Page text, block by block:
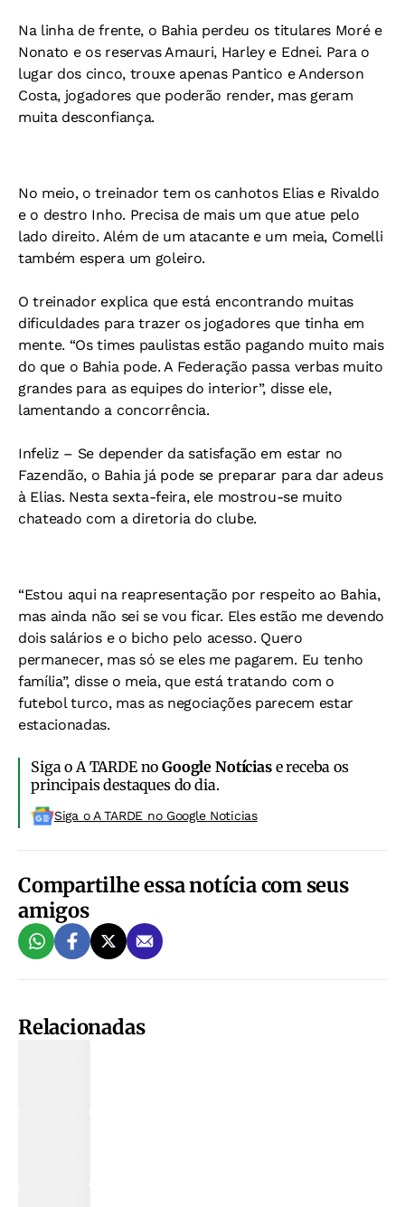
Na linha de frente, o Bahia perdeu os titulares Moré e
Nonato e os reservas Amauri, Harley e Ednei. Para o
lugar dos cinco, trouxe apenas Pantico e Anderson
Costa, jogadores que poderão render, mas geram
muita desconfiança.
No meio, o treinador tem os canhotos Elias e Rivaldo
e o destro Inho. Precisa de mais um que atue pelo
lado direito. Além de um atacante e um meia, Comelli
também espera um goleiro.
O treinador explica que está encontrando muitas
dificuldades para trazer os jogadores que tinha em
mente. “Os times paulistas estão pagando muito mais
do que o Bahia pode. A Federação passa verbas muito
grandes para as equipes do interior”, disse ele,
lamentando a concorrência.
Infeliz – Se depender da satisfação em estar no
Fazendão, o Bahia já pode se preparar para dar adeus
à Elias. Nesta sexta-feira, ele mostrou-se muito
chateado com a diretoria do clube.
“Estou aqui na reapresentação por respeito ao Bahia,
mas ainda não sei se vou ficar. Eles estão me devendo
dois salários e o bicho pelo acesso. Quero
permanecer, mas só se eles me pagarem. Eu tenho
família”, disse o meia, que está tratando com o
futebol turco, mas as negociações parecem estar
estacionadas.
Siga o A TARDE noGoogle Notíciase receba os
principais destaques do dia.
Siga o A TARDE no Google Noticias
Compartilhe essa notícia com seus
amigos
Relacionadas